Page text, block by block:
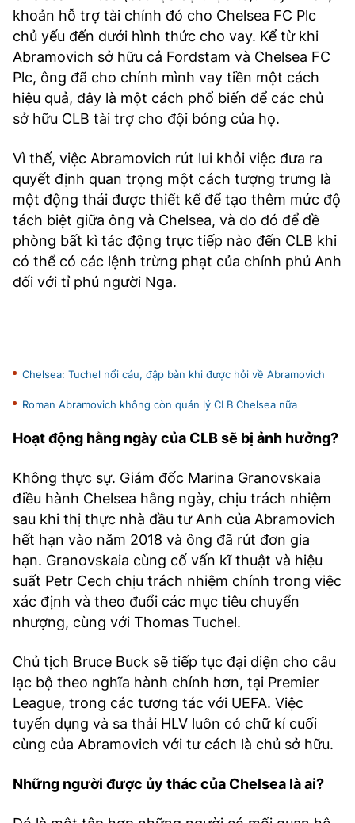
khoản hỗ trợ tài chính đó cho Chelsea FC Plc
chủ yếu đến dưới hình thức cho vay. Kể từ khi
Abramovich sở hữu cả Fordstam và Chelsea FC
Plc, ông đã cho chính mình vay tiền một cách
hiệu quả, đây là một cách phổ biến để các chủ
sở hữu CLB tài trợ cho đội bóng của họ.
Vì thế, việc Abramovich rút lui khỏi việc đưa ra
quyết định quan trọng một cách tượng trưng là
một động thái được thiết kế để tạo thêm mức độ
tách biệt giữa ông và Chelsea, và do đó để đề
phòng bất kì tác động trực tiếp nào đến CLB khi
có thể có các lệnh trừng phạt của chính phủ Anh
đối với tỉ phú người Nga.
Chelsea: Tuchel nổi cáu, đập bàn khi được hỏi về Abramovich
Roman Abramovich không còn quản lý CLB Chelsea nữa
Hoạt động hằng ngày của CLB sẽ bị ảnh hưởng?
Không thực sự. Giám đốc Marina Granovskaia
điều hành Chelsea hằng ngày, chịu trách nhiệm
sau khi thị thực nhà đầu tư Anh của Abramovich
hết hạn vào năm 2018 và ông đã rút đơn gia
hạn. Granovskaia cùng cố vấn kĩ thuật và hiệu
suất Petr Cech chịu trách nhiệm chính trong việc
xác định và theo đuổi các mục tiêu chuyển
nhượng, cùng với Thomas Tuchel.
Chủ tịch Bruce Buck sẽ tiếp tục đại diện cho câu
lạc bộ theo nghĩa hành chính hơn, tại Premier
League, trong các tương tác với UEFA. Việc
tuyển dụng và sa thải HLV luôn có chữ kí cuối
cùng của Abramovich với tư cách là chủ sở hữu.
Những người được ủy thác của Chelsea là ai?